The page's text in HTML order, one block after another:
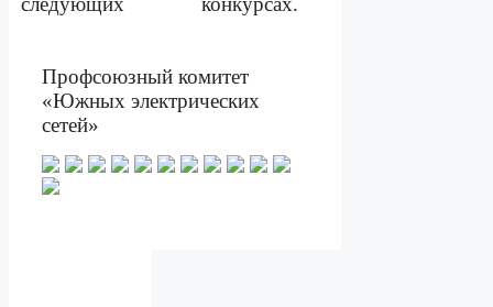
Профсоюзный комитет
«Южных электрических
сетей»